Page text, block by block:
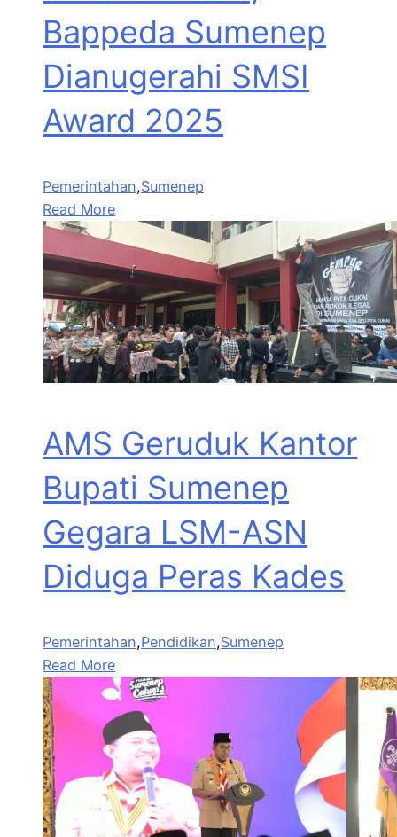
Bappeda Sumenep
Dianugerahi SMSI
Award 2025
Pemerintahan,Sumenep
Read More
AMS Geruduk Kantor
Bupati Sumenep
Gegara LSM-ASN
Diduga Peras Kades
Pemerintahan,Pendidikan,Sumenep
Read More